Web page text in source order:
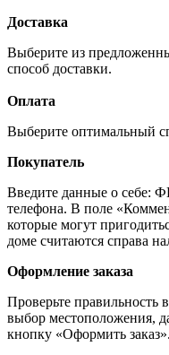
Доставка
Выберите из
способ доставки.
Оплата
Выберите оптимальный
Покупатель
Введите данные о себе:
телефона. В поле
которые могут
доме считаются справа
Оформление заказа
Проверьте правильность
выбор местоположения,
кнопку «Оформить заказ».